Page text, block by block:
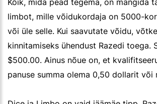
Kõik, mida pead tegema, on mängida
limbot, mille võidukordaja on 5000-
või üle selle. Kui saavutate võidu,
kinnitamiseks ühendust Razedi toega.
$500.00. Ainus nõue on, et
panuse summa olema 0,50 dollarit või